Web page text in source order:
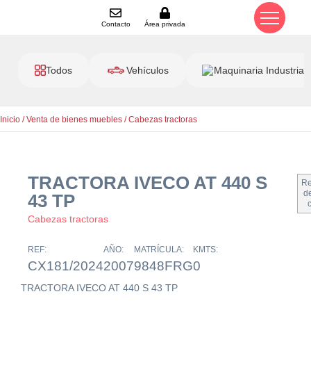
Contacto Área privada
Todos Vehículos Maquinaria Industrial
Inicio /Venta de bienes muebles /Cabezas tractoras
TRACTORA IVECO AT 440 S
43 TP
Cabezas tractoras
REF:
CX181/2024
AÑO:
2007
MATRÍCULA:
9848FRG
KMTS:
0
TRACTORA IVECO AT 440 S 43 TP